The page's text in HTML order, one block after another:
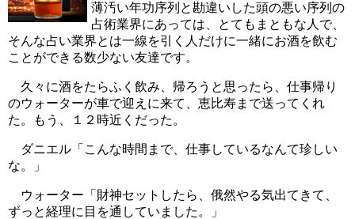
薄汚い年功序列と勘違いした頭の悪い序列の
占術業界にあっては、とてもまともな人で、
そんな占い業界とは一線を引く人だけに一緒にお酒を飲む
ことができる数少ない友達です。
久々に酒をたらふく飲み、帰ろうと思ったら、仕事帰り
のウォーターが車で迎えに来て、恵比寿まで送ってくれ
た。もう、１２時近くだった。
ダニエル「こんな時間まで、仕事しているなんて珍しい
な。」
ウォーター「財神セットしたら、俄然やる気出てきて、
ずっと経理に目を通していました。」